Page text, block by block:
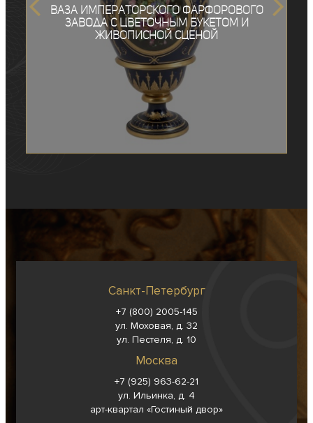
Ваза Императорского фарфорового
завода с цветочным букетом и
живописной сценой
Санкт-Петербург
+7 (800) 2005-145
ул. Моховая, д. 32
ул. Пестеля, д. 10
Москва
+7 (925) 963-62-21
ул. Ильинка, д. 4
арт-квартал «Гостиный двор»